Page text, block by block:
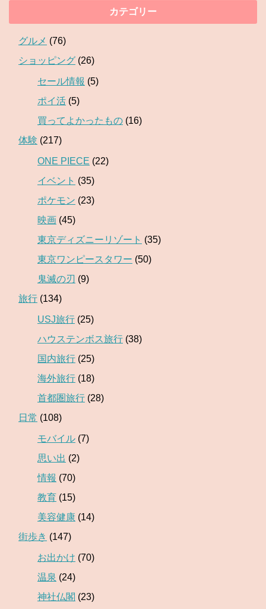
カテゴリー
グルメ (76)
ショッピング (26)
セール情報 (5)
ポイ活 (5)
買ってよかったもの (16)
体験 (217)
ONE PIECE (22)
イベント (35)
ポケモン (23)
映画 (45)
東京ディズニーリゾート (35)
東京ワンピースタワー (50)
鬼滅の刃 (9)
旅行 (134)
USJ旅行 (25)
ハウステンボス旅行 (38)
国内旅行 (25)
海外旅行 (18)
首都圏旅行 (28)
日常 (108)
モバイル (7)
思い出 (2)
情報 (70)
教育 (15)
美容健康 (14)
街歩き (147)
お出かけ (70)
温泉 (24)
神社仏閣 (23)